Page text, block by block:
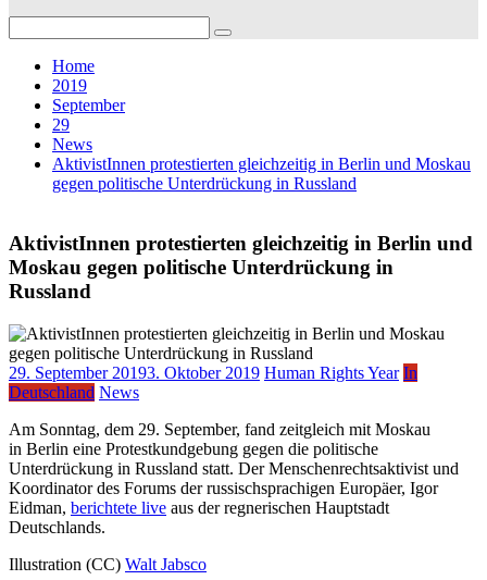
for:
Home
2019
September
29
News
AktivistInnen protestierten gleichzeitig in Berlin und Moskau
gegen politische Unterdrückung in Russland
AktivistInnen protestierten gleichzeitig in Berlin und
Moskau gegen politische Unterdrückung in
Russland
29. September 20193. Oktober 2019 Human Rights Year In
Deutschland News
Am Sonntag, dem 29. September, fand zeitgleich mit Moskau
in Berlin eine Protestkundgebung gegen die politische
Unterdrückung in Russland statt. Der Menschenrechtsaktivist und
Koordinator des Forums der russischsprachigen Europäer, Igor
Eidman, berichtete live aus der regnerischen Hauptstadt
Deutschlands.
Illustration (CC) Walt Jabsco